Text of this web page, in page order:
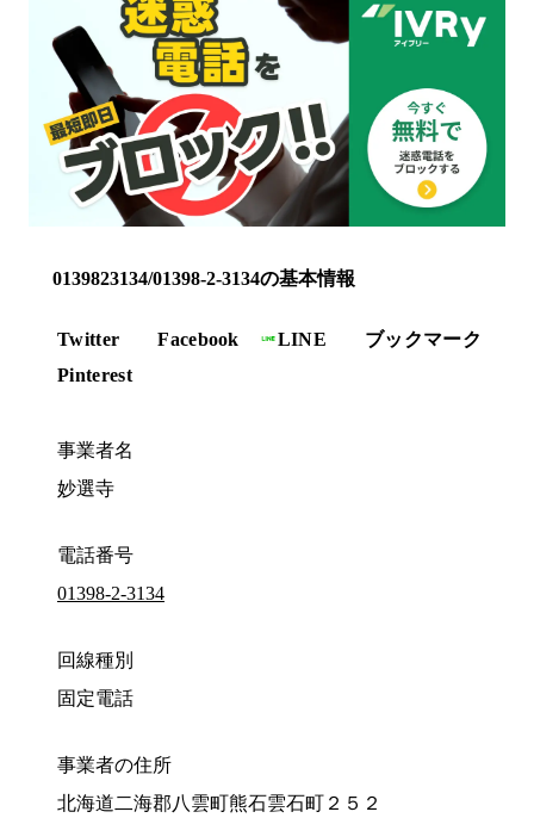
0139823134/01398-2-3134の基本情報
Twitter Facebook LINE
ブックマーク
Pinterest
事業者名
妙選寺
電話番号
01398-2-3134
回線種別
固定電話
事業者の住所
北海道二海郡八雲町熊石雲石町２５２